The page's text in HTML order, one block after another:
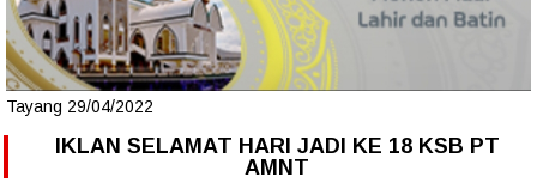
Tayang 29/04/2022
IKLAN SELAMAT HARI JADI KE 18 KSB PT
AMNT